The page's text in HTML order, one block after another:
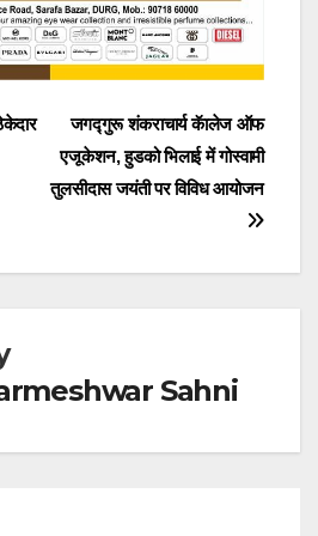
जगद्गुरू शंकराचार्य कॅालेज ऑफ
एजूकेशन, हुडको भिलाई में गोस्वामी
तुलसीदास जयंती पर विविध आयोजन
Sahni